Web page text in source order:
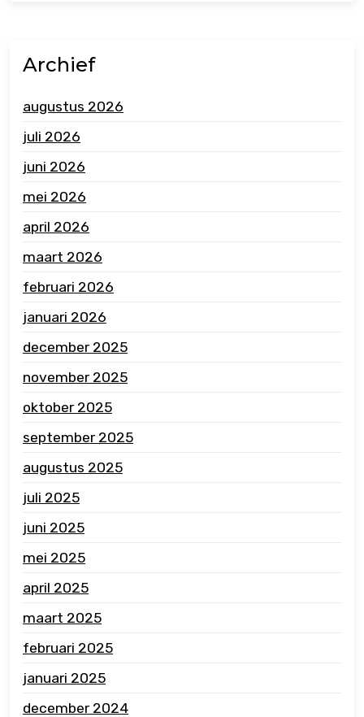
Archief
augustus 2026
juli 2026
juni 2026
mei 2026
april 2026
maart 2026
februari 2026
januari 2026
december 2025
november 2025
oktober 2025
september 2025
augustus 2025
juli 2025
juni 2025
mei 2025
april 2025
maart 2025
februari 2025
januari 2025
december 2024